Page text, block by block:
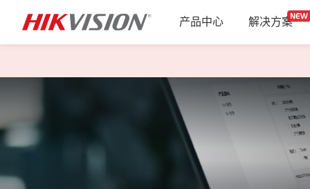
产品中心 解决方案